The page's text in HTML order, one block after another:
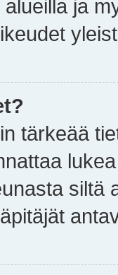
ja
tärkeää
siltä